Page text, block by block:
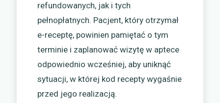
refundowanych, jak i tych
pełnopłatnych. Pacjent, który otrzymał
e-receptę, powinien pamiętać o tym
terminie i zaplanować wizytę w aptece
odpowiednio wcześniej, aby uniknąć
sytuacji, w której kod recepty wygaśnie
przed jego realizacją.